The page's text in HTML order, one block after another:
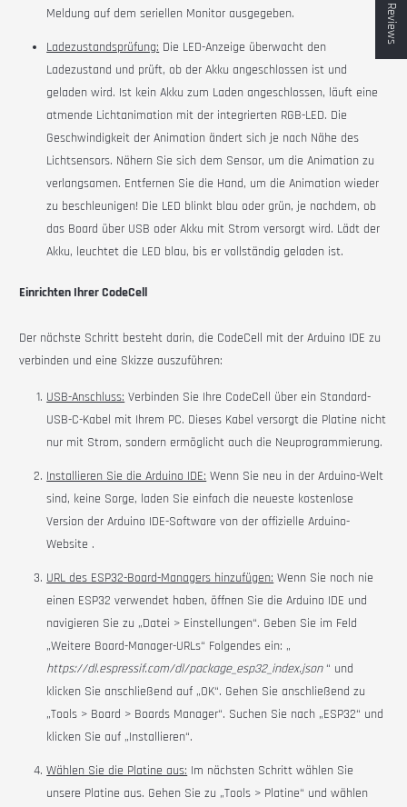
Meldung auf dem seriellen Monitor ausgegeben.
Ladezustandsprüfung: Die LED-Anzeige überwacht den
Ladezustand und prüft, ob der Akku angeschlossen ist und
geladen wird. Ist kein Akku zum Laden angeschlossen, läuft eine
atmende Lichtanimation mit der integrierten RGB-LED. Die
Geschwindigkeit der Animation ändert sich je nach Nähe des
Lichtsensors. Nähern Sie sich dem Sensor, um die Animation zu
verlangsamen. Entfernen Sie die Hand, um die Animation wieder
zu beschleunigen! Die LED blinkt blau oder grün, je nachdem, ob
das Board über USB oder Akku mit Strom versorgt wird. Lädt der
Akku, leuchtet die LED blau, bis er vollständig geladen ist.
Einrichten Ihrer CodeCell
Der nächste Schritt besteht darin, die CodeCell mit der Arduino IDE zu
verbinden und eine Skizze auszuführen:
USB-Anschluss: Verbinden Sie Ihre CodeCell über ein Standard-
USB-C-Kabel mit Ihrem PC. Dieses Kabel versorgt die Platine nicht
nur mit Strom, sondern ermöglicht auch die Neuprogrammierung.
Installieren Sie die Arduino IDE: Wenn Sie neu in der Arduino-Welt
sind, keine Sorge, laden Sie einfach die neueste kostenlose
Version der Arduino IDE-Software von der offizielle Arduino-
Website .
URL des ESP32-Board-Managers hinzufügen: Wenn Sie noch nie
einen ESP32 verwendet haben, öffnen Sie die Arduino IDE und
navigieren Sie zu „Datei > Einstellungen“. Geben Sie im Feld
„Weitere Board-Manager-URLs“ Folgendes ein: „
https://dl.espressif.com/dl/package_esp32_index.json“ und
klicken Sie anschließend auf „OK“. Gehen Sie anschließend zu
„Tools > Board > Boards Manager“. Suchen Sie nach „ESP32“ und
klicken Sie auf „Installieren“.
Wählen Sie die Platine aus: Im nächsten Schritt wählen Sie
unsere Platine aus. Gehen Sie zu „Tools > Platine“ und wählen
★ Reviews